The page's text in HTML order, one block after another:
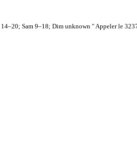
Sam 9–18; Dim unknown " Appeler le